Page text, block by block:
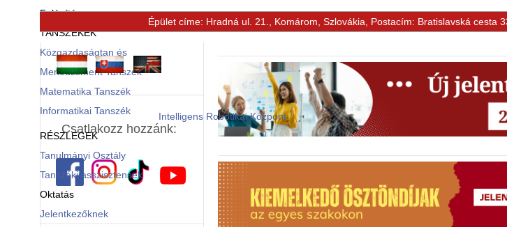
Felépítés
TANSZÉKEK
Közgazdaságtan és
Menedzsment Tanszék
Matematika Tanszék
Informatikai Tanszék
Intelligens Robotikai Központ
RÉSZLEGEK
Tanulmányi Osztály
Tanszéki asszisztensek
Oktatás
Jelentkezőknek
- byVinaGecko.com
Épület címe: Hradná ul. 21., Komárom, Szlovákia, Postacím: Bratislavská cesta
Csatlakozz hozzánk: